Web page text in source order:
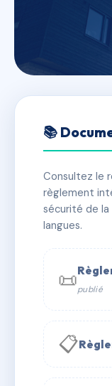
LE
VALSERINE
✓ Immatriculée
✉ Email
📚
Consultez le
règlement
sécurité de la
langues.
📜publié
📋